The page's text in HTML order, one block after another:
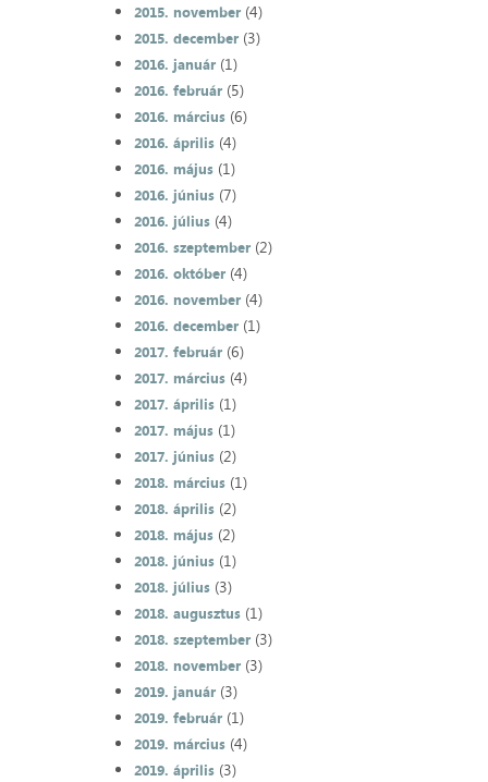
2015. november(4)
2015. december(3)
2016. január(1)
2016. február(5)
2016. március(6)
2016. április(4)
2016. május(1)
2016. június(7)
2016. július(4)
2016. szeptember(2)
2016. október(4)
2016. november(4)
2016. december(1)
2017. február(6)
2017. március(4)
2017. április(1)
2017. május(1)
2017. június(2)
2018. március(1)
2018. április(2)
2018. május(2)
2018. június(1)
2018. július(3)
2018. augusztus(1)
2018. szeptember(3)
2018. november(3)
2019. január(3)
2019. február(1)
2019. március(4)
2019. április(3)